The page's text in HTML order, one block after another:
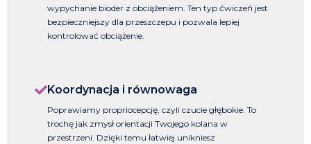
wypychanie bioder z obciążeniem. Ten typ ćwiczeń jest
bezpieczniejszy dla przeszczepu i pozwala lepiej
kontrolować obciążenie.
Koordynacja i równowaga
Poprawiamy propriocepcję, czyli czucie głębokie. To
trochę jak zmysł orientacji Twojego kolana w
przestrzeni. Dzięki temu łatwiej unikniesz